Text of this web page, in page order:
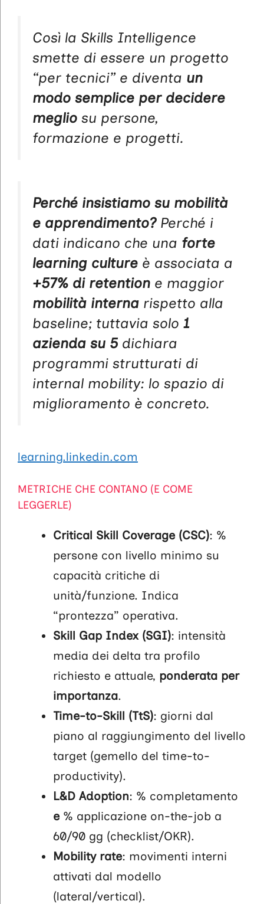
Così la Skills Intelligence
smette di essere un progetto
“per tecnici” e diventa un
modo semplice per decidere
meglio su persone,
formazione e progetti.
Perché insistiamo su mobilità
e apprendimento?Perché i
dati indicano che una forte
learning culture è associata a
+57% di retention e maggior
mobilità interna rispetto alla
baseline; tuttavia solo 1
azienda su 5 dichiara
programmi strutturati di
internal mobility: lo spazio di
miglioramento è concreto.
learning.linkedin.com
METRICHE CHE CONTANO (E COME
LEGGERLE)
Critical Skill Coverage (CSC): %
persone con livello minimo su
capacità critiche di
unità/funzione. Indica
“prontezza” operativa.
Skill Gap Index (SGI): intensità
media dei delta tra profilo
richiesto e attuale, ponderata per
importanza.
Time-to-Skill (TtS): giorni dal
piano al raggiungimento del livello
target (gemello del time-to-
productivity).
L&D Adoption: % completamento
e% applicazione on-the-job a
60/90 gg (checklist/OKR).
Mobility rate: movimenti interni
attivati dal modello
(lateral/vertical).